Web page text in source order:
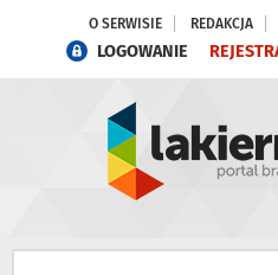
O SERWISIE REDAKCJA
LOGOWANIE